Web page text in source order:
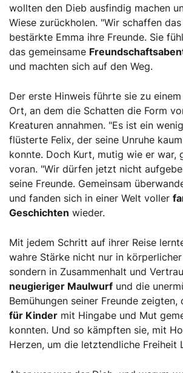
wollten den Dieb ausfindig machen
Wiese zurückholen. "Wir schaffen
bestärkte Emma ihre Freunde. Sie
das gemeinsame
und machten sich auf den Weg.
Der erste Hinweis führte sie zu
Ort, an dem die Schatten die Form
Kreaturen annahmen. "Es ist ein
flüsterte Felix, der seine Unruhe
konnte. Doch Kurt, mutig wie er war,
voran. "Wir dürfen jetzt nicht
seine Freunde. Gemeinsam
und fanden sich in einer Welt voller
Geschichten wieder.
Mit jedem Schritt auf ihrer Reise
wahre Stärke nicht nur in
sondern in Zusammenhalt und
neugieriger Maulwurf und die
Bemühungen seiner Freunde zeigten,
für Kinder mit Hingabe und Mut
konnten. Und so kämpften sie, mit
Herzen, um die letztendliche Freiheit